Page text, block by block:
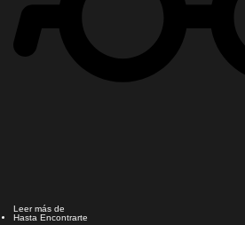
Leer más de
Hasta Encontrarte